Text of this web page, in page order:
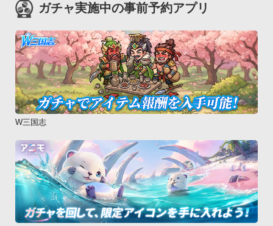
ガチャ実施中の事前予約アプリ
W三国志